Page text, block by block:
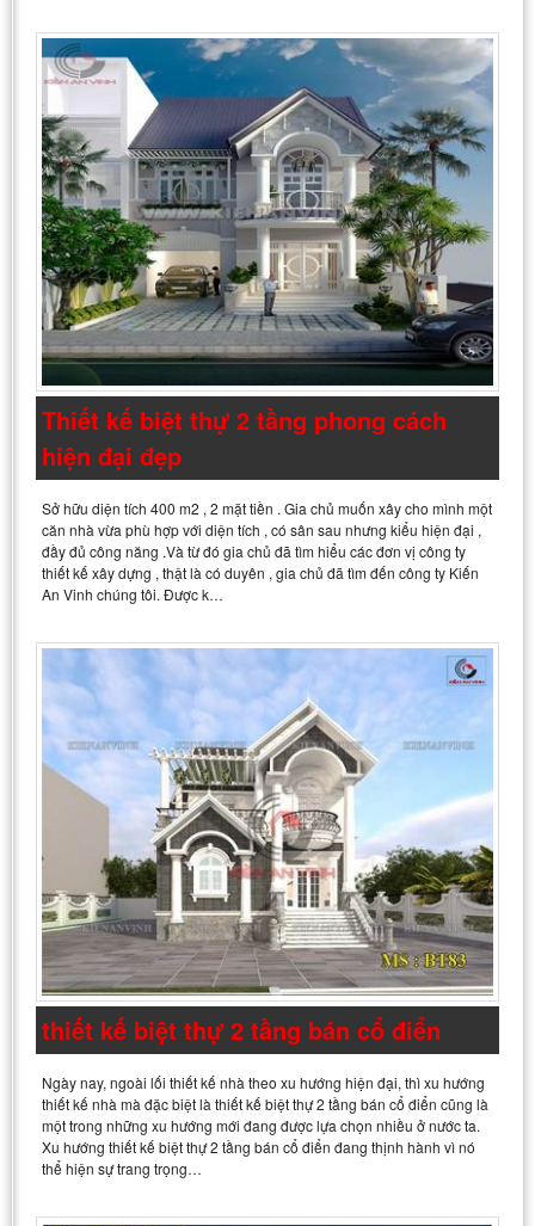
Thiết kế biệt thự 2 tầng phong cách
hiện đại đẹp
Sở hữu diện tích 400 m2 , 2 mặt tiền . Gia chủ muốn xây cho mình một
căn nhà vừa phù hợp với diện tích , có sân sau nhưng kiểu hiện đại ,
đầy đủ công năng .Và từ đó gia chủ đã tìm hiểu các đơn vị công ty
thiết kế xây dựng , thật là có duyên , gia chủ đã tìm đến công ty Kiến
An Vinh chúng tôi. Được k…
thiết kế biệt thự 2 tầng bán cổ điển
Ngày nay, ngoài lối thiết kế nhà theo xu hướng hiện đại, thì xu hướng
thiết kế nhà mà đặc biệt là thiết kế biệt thự 2 tầng bán cổ điển cũng là
một trong những xu hướng mới đang được lựa chọn nhiều ở nước ta.
Xu hướng thiết kế biệt thự 2 tầng bán cổ điển đang thịnh hành vì nó
thể hiện sự trang trọng…